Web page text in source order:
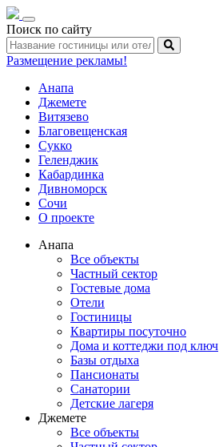
Toggle
navigation
Поиск по сайту
Размещение рекламы!
Анапа
Джемете
Витязево
Благовещенская
Сукко
Геленджик
Кабардинка
Дивноморск
Сочи
О проекте
Анапа
Все объекты
Частный сектор
Гостевые дома
Отели
Гостиницы
Квартиры посуточно
Дома и коттеджи под ключ
Базы отдыха
Пансионаты
Санатории
Детские лагеря
Джемете
Все объекты